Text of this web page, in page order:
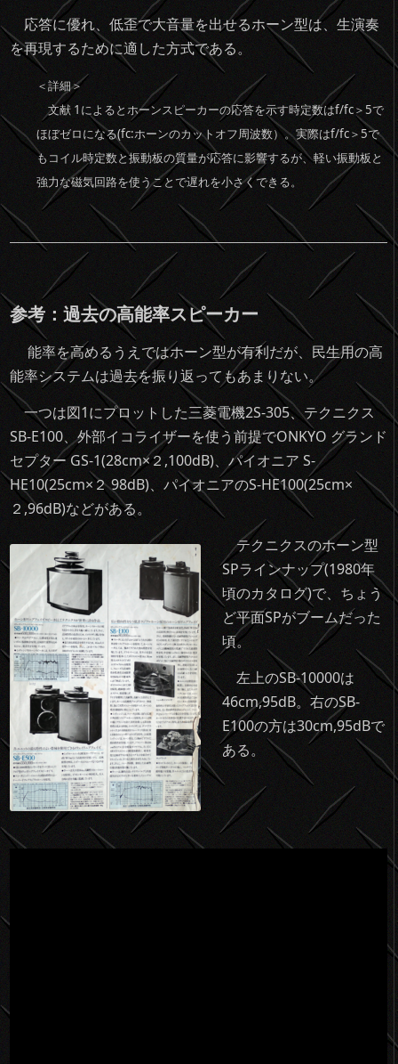
応答に優れ、低歪で大音量を出せるホーン型は、生演奏
を再現するために適した方式である。
＜詳細＞
文献 1によるとホーンスピーカーの応答を示す時定数はf/fc＞5で
ほぼゼロになる(fc:ホーンのカットオフ周波数）。実際はf/fc＞5で
もコイル時定数と振動板の質量が応答に影響するが、軽い振動板と
強力な磁気回路を使うことで遅れを小さくできる。
参考：過去の高能率スピーカー
能率を高めるうえではホーン型が有利だが、民生用の高
能率システムは過去を振り返ってもあまりない。
一つは図1にプロットした三菱電機2S-305、テクニクス
SB-E100、外部イコライザーを使う前提でONKYO グランド
セプター GS-1(28cm×２,100dB)、パイオニア S-
HE10(25cm×２ 98dB)、パイオニアのS-HE100(25cm×
２,96dB)などがある。
テクニクスのホーン型
SPラインナップ(1980年
頃のカタログ)で、ちょう
ど平面SPがブームだった
頃。
左上のSB-10000は
46cm,95dB。右のSB-
E100の方は30cm,95dBで
ある。